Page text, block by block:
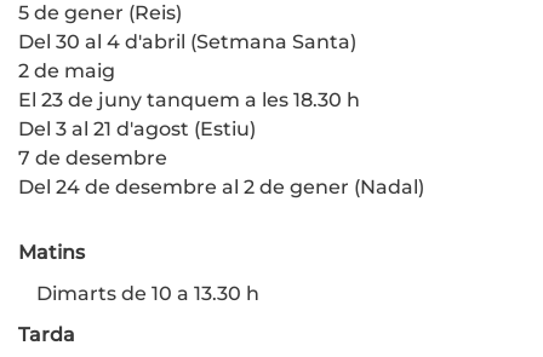
5 de gener (Reis)
Del 30 al 4 d'abril (Setmana Santa)
2 de maig
El 23 de juny tanquem a les 18.30 h
Del 3 al 21 d'agost (Estiu)
7 de desembre
Del 24 de desembre al 2 de gener (Nadal)
Matins
Dimarts de 10 a 13.30 h
Tarda